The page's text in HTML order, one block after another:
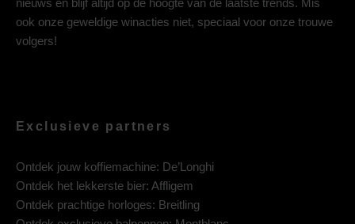
ook onze geweldige winacties niet, speciaal voor onze trouwe
volgers!
Exclusieve partners
Ontdek jouw koffiemachine: De’Longhi
Ontdek het lekkerste bier: Affligem
Ontdek prachtige horloges: Breitling